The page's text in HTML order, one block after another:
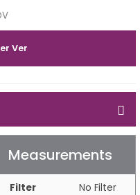
Ver
Measurements
Filter No Filter